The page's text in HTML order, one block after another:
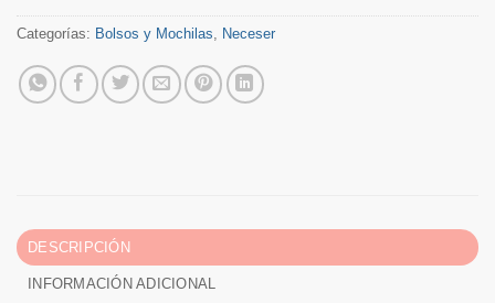
Categorías: Bolsos y Mochilas, Neceser
DESCRIPCIÓN
INFORMACIÓN ADICIONAL